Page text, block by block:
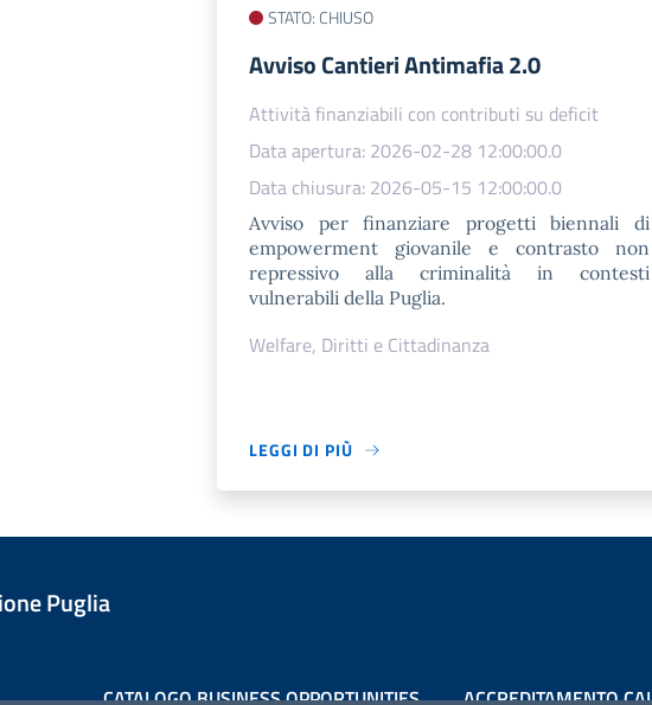
STATO: CHIUSO
​Avviso Cantieri Antimafia 2.0
Attività finanziabili con contributi su deficit
Data apertura: 2026-02-28 12:00:00.0
Data chiusura: 2026-05-15 12:00:00.0
Avviso per finanziare progetti biennali di
empowerment giovanile e contrasto non
repressivo alla criminalità in contesti
vulnerabili della Puglia.
Welfare, Diritti e Cittadinanza
LEGGI DI PIÙ
Puglia
CATALOGO BUSINESS OPPORTUNITIES ACCREDITAMENTO CAI